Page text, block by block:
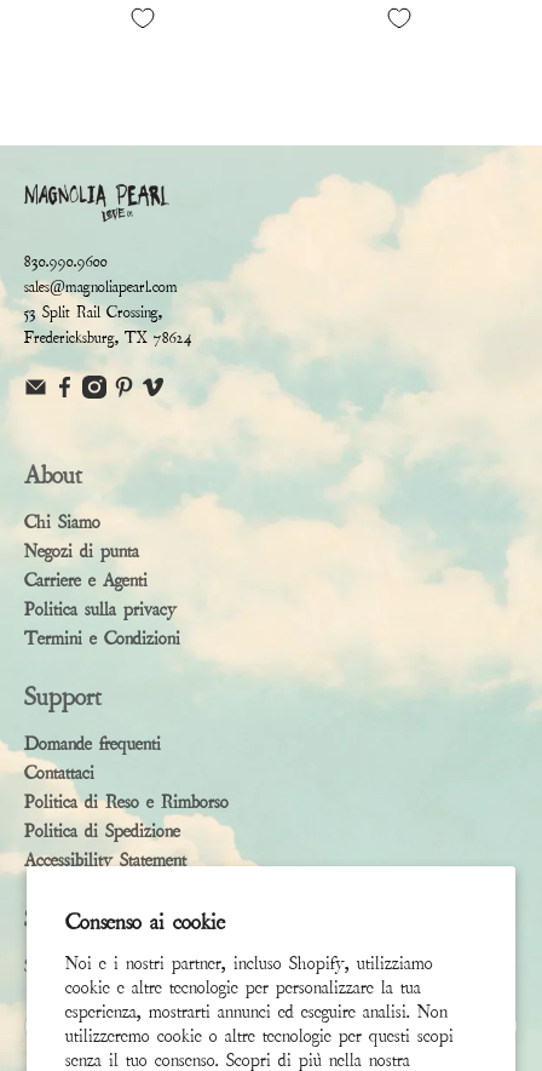
Consenso ai cookie
Noi e i nostri partner, incluso Shopify, utilizziamo
cookie e altre tecnologie per personalizzare la tua
esperienza, mostrarti annunci ed eseguire analisi. Non
utilizzeremo cookie o altre tecnologie per questi scopi
senza il tuo consenso. Scopri di più nella nostra
830.990.9600
sales@magnoliapearl.com
53 Split Rail Crossing,
Fredericksburg, TX 78624
About
Chi Siamo
Negozi di punta
Carriere e Agenti
Politica sulla privacy
Termini e Condizioni
Support
Domande frequenti
Contattaci
Politica di Reso e Rimborso
Politica di Spedizione
Accessibility Statement
Subscribe
Sign up to receive the latest news & connect with your stylist
Nome